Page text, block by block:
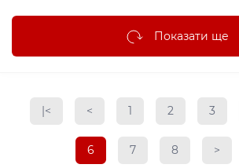
Показати ще
|< < 1 2 3
6 7 8 >